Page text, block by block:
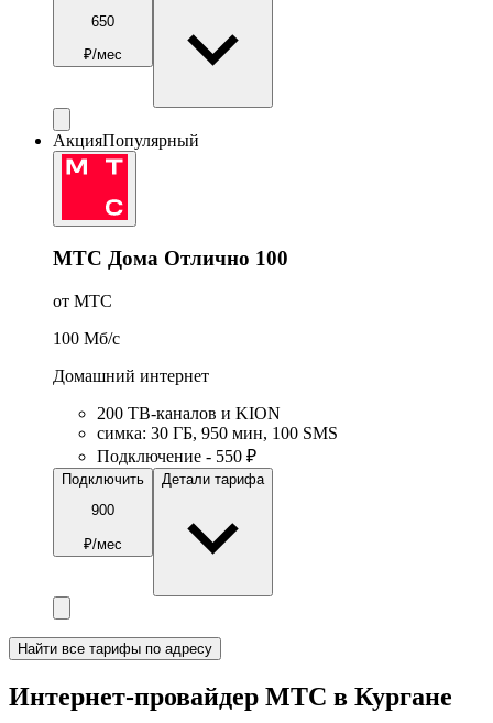
650
₽/мес
АкцияПопулярный
МТС Дома Отлично 100
от МТС
100 Мб/c
Домашний интернет
200 ТВ-каналов и KION
симка: 30 ГБ, 950 мин, 100 SMS
Подключение - 550 ₽
Подключить
900
₽/мес
Детали тарифа
Найти все тарифы по адресу
Интернет-провайдер МТС в Кургане